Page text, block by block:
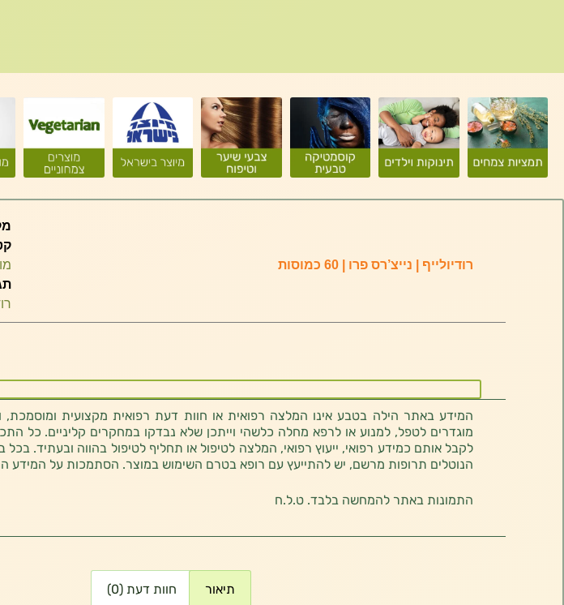
רודיולייף | נייצ’רס פרו | 60 כמוסות
המידע באתר הילה בטבע אינו המלצה רפואית או חוות דעת רפואית מקצועית ומוסמכת,
מוגדרים לטפל, למנוע או לרפא מחלה כלשהי וייתכן שלא נבדקו במחקרים קליניים. כל
לקבל אותם כמידע רפואי, ייעוץ רפואי, המלצה לטיפול או תחליף לטיפול בהווה ובעתיד.
הנוטלים תרופות מרשם, יש להתייעץ עם רופא בטרם השימוש במוצר. הסתמכות על המידע
התמונות באתר להמחשה בלבד. ט.ל.ח
תיאור חוות דעת (0)